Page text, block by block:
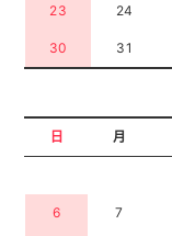
23 24
30 31
日 月
6 7